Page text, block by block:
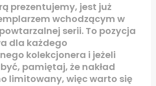
prezentujemy, jest już
wchodzącym w
serii. To pozycja
dla każdego
kolekcjonera i jeżeli
pamiętaj, że nakład
limitowany, więc warto się